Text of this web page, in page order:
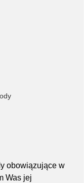
obowiązujące w
Was jej